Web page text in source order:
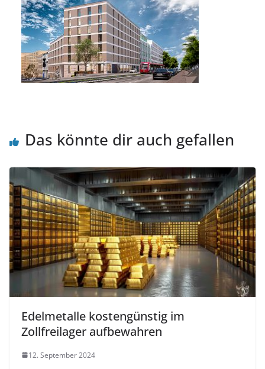
Das könnte dir auch gefallen
Edelmetalle kostengünstig im
Zollfreilager aufbewahren
12. September 2024